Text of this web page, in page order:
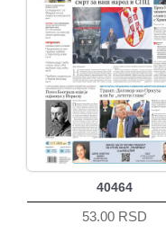
40464
53.00 RSD